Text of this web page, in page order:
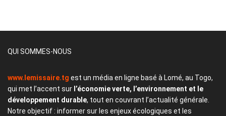
QUI SOMMES-NOUS
www.lemissaire.tg est un média en ligne basé à Lomé, au Togo,
qui met l’accent sur l’économie verte, l’environnement et le
développement durable, tout en couvrant l’actualité générale.
Notre objectif : informer sur les enjeux écologiques et les